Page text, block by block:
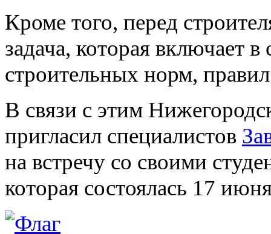
Кроме того, перед
задача, которая включает
строительных норм,
В связи с этим
пригласил специалистов
на встречу со своими
которая состоялась 17